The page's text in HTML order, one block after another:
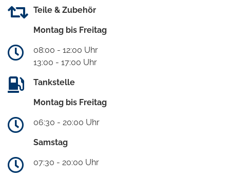
Teile & Zubehör
Montag bis Freitag
08:00 - 12:00 Uhr
13:00 - 17:00 Uhr
Tankstelle
Montag bis Freitag
06:30 - 20:00 Uhr
Samstag
07:30 - 20:00 Uhr